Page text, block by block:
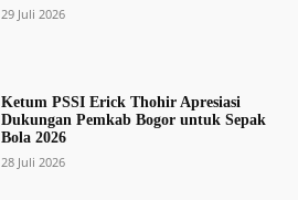
29 Juli 2026
Ketum PSSI Erick Thohir Apresiasi
Dukungan Pemkab Bogor untuk Sepak
Bola 2026
28 Juli 2026